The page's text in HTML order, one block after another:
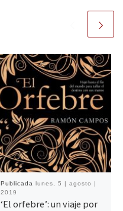
Publicada
lunes, 5 | agosto |
2019
‘El orfebre’: un viaje por